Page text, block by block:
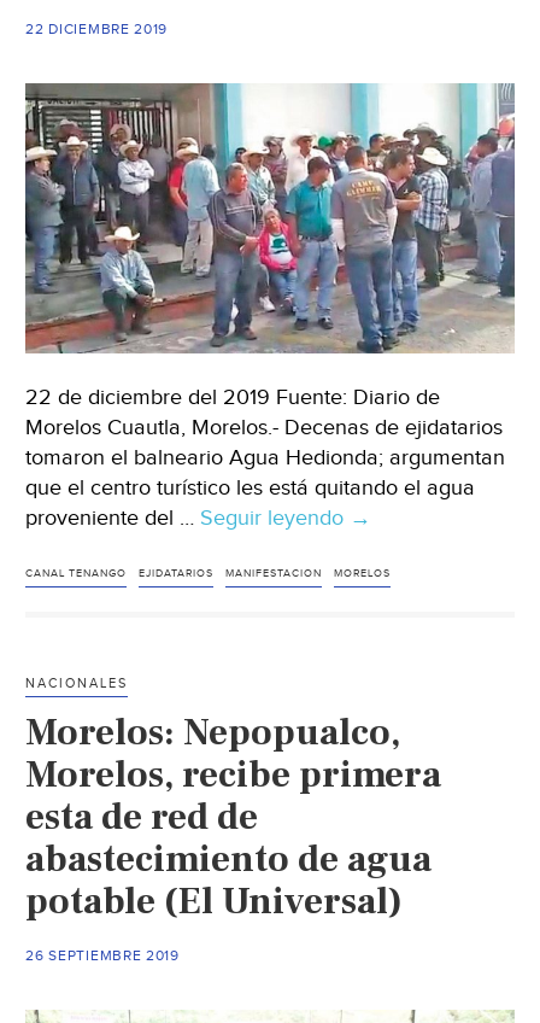
22 DICIEMBRE 2019
22 de diciembre del 2019 Fuente: Diario de
Morelos Cuautla, Morelos.- Decenas de ejidatarios
tomaron el balneario Agua Hedionda; argumentan
que el centro turístico les está quitando el agua
proveniente del … Seguir leyendo Morelos:
ejidatarios
de
→
CANAL TENANGO EJIDATARIOS MANIFESTACION MORELOS
NACIONALES
Morelos: Nepopualco,
Morelos, recibe primera
esta de red de
abastecimiento de agua
potable (El Universal)
26 SEPTIEMBRE 2019